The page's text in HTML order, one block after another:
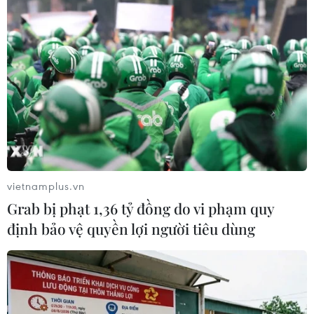
Điện Biên từng bước hình thành thị
trường tín chỉ carbon rừng
08/08/2026 06:50
Nghệ An: Lũ cuốn cầu tạm trên sông
Nậm Nơn khiến 3 bản ở xã Mỹ Lý bị
chia cắt
08/08/2026 06:36
An Giang: Các bãi rác quá tải trong
khi dự án xử lý tập trung chậm tiến
08/08/2026 05:39
vietnamplus.vn
Grab bị phạt 1,36 tỷ đồng do vi phạm quy
định bảo vệ quyền lợi người tiêu dùng